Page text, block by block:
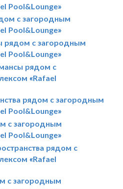
Pool&Lounge»
с загородным
Pool&Lounge»
рядом с загородным
Pool&Lounge»
рядом с
«Rafael
рядом с загородным
Pool&Lounge»
с загородным
Pool&Lounge»
рядом с
«Rafael
с загородным